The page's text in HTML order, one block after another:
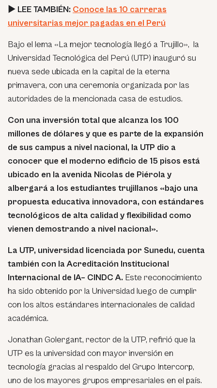
► LEE TAMBIÉN: Conoce las 10 carreras
universitarias mejor pagadas en el Perú
Bajo el lema «La mejor tecnología llegó a Trujillo», la
Universidad Tecnológica del Perú (UTP) inauguró su
nueva sede ubicada en la capital de la eterna
primavera, con una ceremonia organizada por las
autoridades de la mencionada casa de estudios.
Con una inversión total que alcanza los 100
millones de dólares y que es parte de la expansión
de sus campus a nivel nacional, la UTP dio a
conocer que el moderno edificio de 15 pisos está
ubicado en la avenida Nicolas de Piérola y
albergará a los estudiantes trujillanos «bajo una
propuesta educativa innovadora, con estándares
tecnológicos de alta calidad y flexibilidad como
vienen demostrando a nivel nacional».
La UTP, universidad licenciada por Sunedu, cuenta
también con la Acreditación Institucional
Internacional de IA– CINDC A. Este reconocimiento
ha sido obtenido por la Universidad luego de cumplir
con los altos estándares internacionales de calidad
académica.
Jonathan Golergant, rector de la UTP, refirió que la
UTP es la universidad con mayor inversión en
tecnología gracias al respaldo del Grupo Intercorp,
uno de los mayores grupos empresariales en el país.